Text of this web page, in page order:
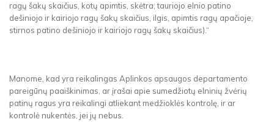
ragų šakų skaičius, kotų apimtis, skėtra; tauriojo elnio patino
dešiniojo ir kairiojo ragų šakų skaičius, ilgis, apimtis ragų apačioje,
stirnos patino dešiniojo ir kairiojo ragų šakų skaičius).“
Manome, kad yra reikalingas Aplinkos apsaugos departamento
pareigūnų paaiškinimas, ar įrašai apie sumedžiotų elninių žvėrių
patinų ragus yra reikalingi atliekant medžioklės kontrolę, ir ar
kontrolė nukentės, jei jų nebus.